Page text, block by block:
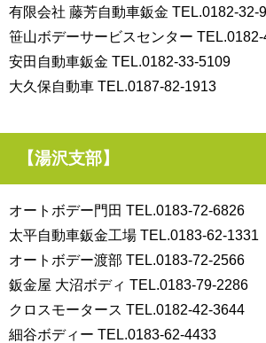
有限会社 藤芳自動車鈑金 TEL.0182-32-
笹山ボデーサービスセンター
安田自動車鈑金 TEL.0182-33-5109
大久保自動車 TEL.0187-82-1913
【湯沢支部】
オートボデー門田 TEL.0183-72-6826
太平自動車鈑金工場 TEL.0183-62-1331
オートボデー渡部 TEL.0183-72-2566
鈑金屋 大沼ボディ TEL.0183-79-2286
クロスモータース TEL.0182-42-3644
細谷ボディー TEL.0183-62-4433